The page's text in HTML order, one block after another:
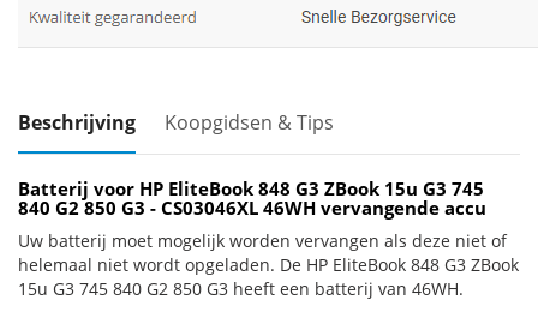
Beschrijving Koopgidsen & Tips
Batterij voor HP EliteBook 848 G3 ZBook 15u G3 745
840 G2 850 G3 - CS03046XL 46WH vervangende accu
Uw batterij moet mogelijk worden vervangen als deze niet of
helemaal niet wordt opgeladen. De HP EliteBook 848 G3 ZBook
15u G3 745 840 G2 850 G3 heeft een batterij van 46WH.